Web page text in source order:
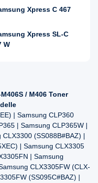
Xpress C 467
Xpress SL-C
W
/ M406 Toner
| Samsung CLP360
| Samsung CLP365W |
(SS088B#BAZ) |
| Samsung CLX3305
| Samsung
CLX3305FW (CLX-
(SS095C#BAZ) |